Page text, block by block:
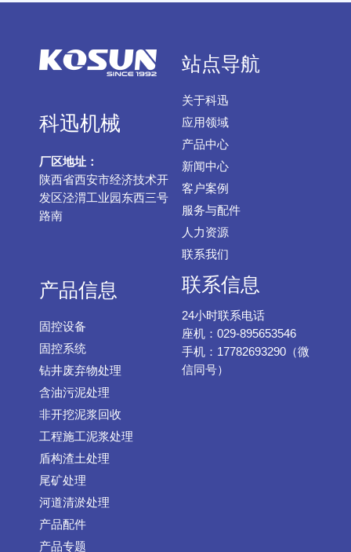
科迅机械
厂区地址：
陕西省西安市经济技术开
发区泾渭工业园东西三号
路南
站点导航
关于科迅
应用领域
产品中心
新闻中心
客户案例
服务与配件
人力资源
联系我们
产品信息
固控设备
固控系统
钻井废弃物处理
含油污泥处理
非开挖泥浆回收
工程施工泥浆处理
盾构渣土处理
尾矿处理
河道清淤处理
产品配件
产品专题
联系信息
24小时联系电话
座机：029-895653546
手机：17782693290（微
信同号）